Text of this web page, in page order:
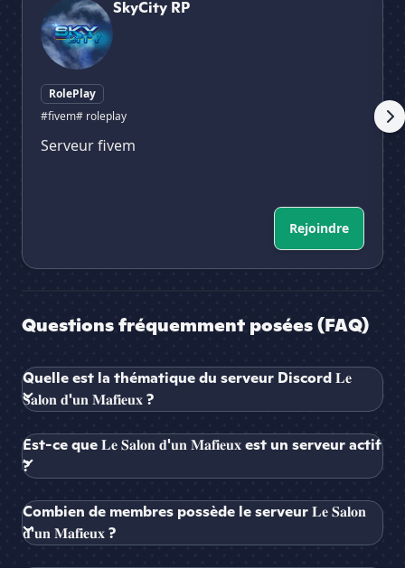
SkyCity RP
RolePlay
#fivem# roleplay
Serveur fivem
Rejoindre
Questions fréquemment posées (FAQ)
Quelle est la thématique du serveur Discord 𝐋𝐞
𝐒𝐚𝐥𝐨𝐧 𝐝'𝐮𝐧 𝐌𝐚𝐟𝐢𝐞𝐮𝐱 ?
Est-ce que 𝐋𝐞 𝐒𝐚𝐥𝐨𝐧 𝐝'𝐮𝐧 𝐌𝐚𝐟𝐢𝐞𝐮𝐱 est un serveur actif
?
Combien de membres possède le serveur 𝐋𝐞 𝐒𝐚𝐥𝐨𝐧
𝐝'𝐮𝐧 𝐌𝐚𝐟𝐢𝐞𝐮𝐱 ?